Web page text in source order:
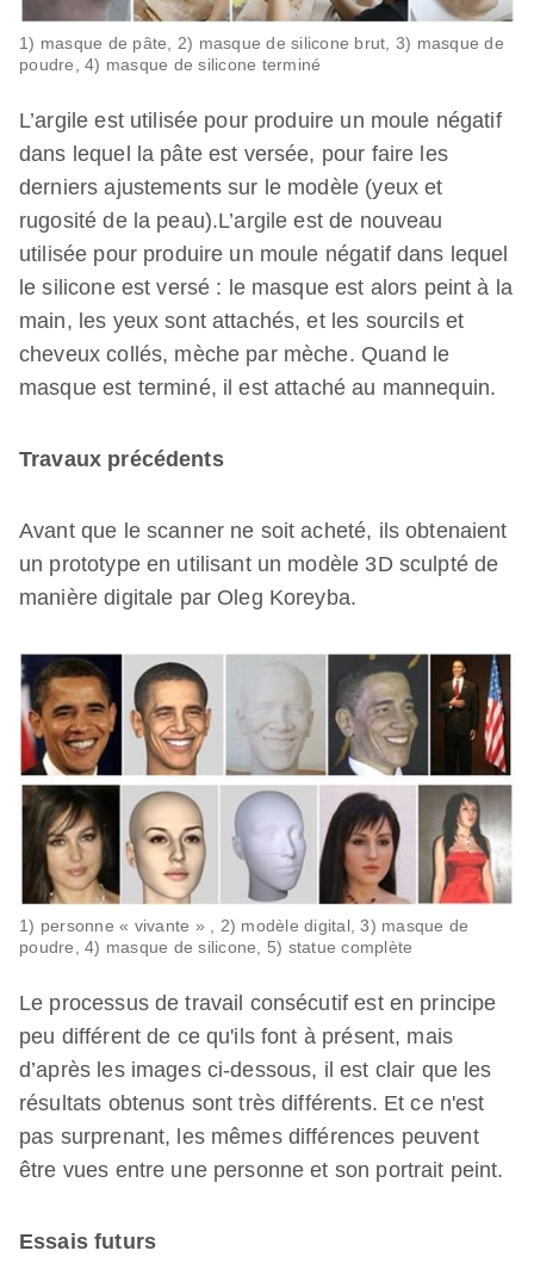
1) masque de pâte, 2) masque de silicone brut, 3) masque de
poudre, 4) masque de silicone terminé
L’argile est utilisée pour produire un moule négatif
dans lequel la pâte est versée, pour faire les
derniers ajustements sur le modèle (yeux et
rugosité de la peau).L’argile est de nouveau
utilisée pour produire un moule négatif dans lequel
le silicone est versé : le masque est alors peint à la
main, les yeux sont attachés, et les sourcils et
cheveux collés, mèche par mèche. Quand le
masque est terminé, il est attaché au mannequin.
Travaux précédents
Avant que le scanner ne soit acheté, ils obtenaient
un prototype en utilisant un modèle 3D sculpté de
manière digitale par Oleg Koreyba.
1) personne « vivante » , 2) modèle digital, 3) masque de
poudre, 4) masque de silicone, 5) statue complète
Le processus de travail consécutif est en principe
peu différent de ce qu'ils font à présent, mais
d’après les images ci-dessous, il est clair que les
résultats obtenus sont très différents. Et ce n'est
pas surprenant, les mêmes différences peuvent
être vues entre une personne et son portrait peint.
Essais futurs